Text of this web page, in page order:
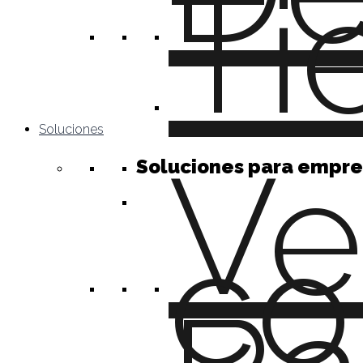
Soluciones
Soluciones para